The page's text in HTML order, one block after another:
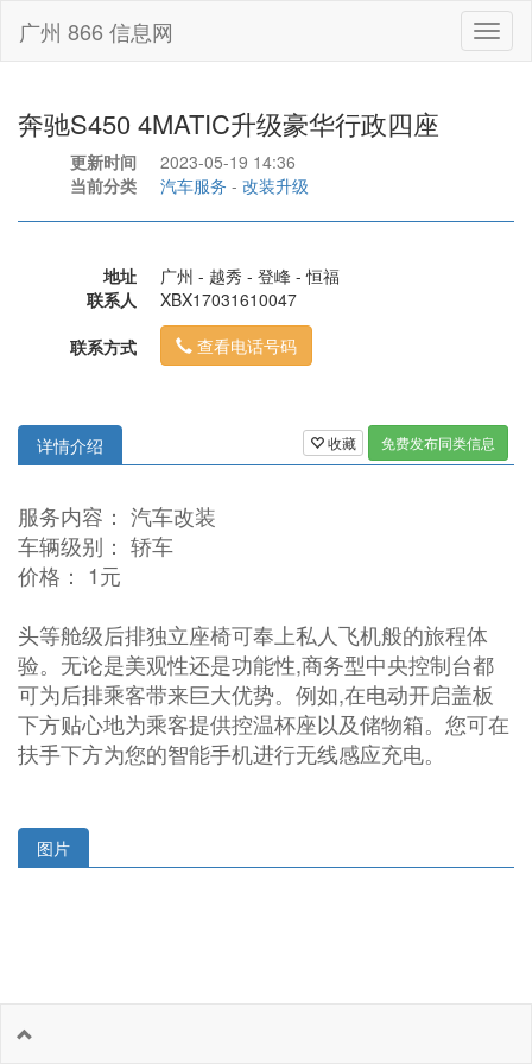
广州 866 信息网
奔驰S450 4MATIC升级豪华行政四座
更新时间
2023-05-19 14:36
当前分类
汽车服务 - 改装升级
地址
广州 - 越秀 - 登峰 - 恒福
联系人
XBX17031610047
联系方式
查看电话号码
收藏 免费发布同类信息
详情介绍
服务内容： 汽车改装
车辆级别： 轿车
价格： 1元
头等舱级后排独立座椅可奉上私人飞机般的旅程体
验。无论是美观性还是功能性,商务型中央控制台都
可为后排乘客带来巨大优势。例如,在电动开启盖板
下方贴心地为乘客提供控温杯座以及储物箱。您可在
扶手下方为您的智能手机进行无线感应充电。
图片